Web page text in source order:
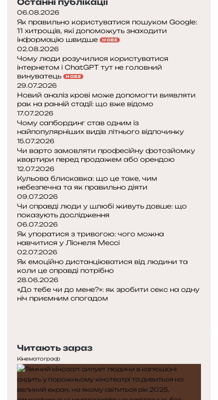
Останні публікації
06.08.2026
Як правильно користуватися пошуком Google:
11 хитрощів, які допоможуть знаходити
інформацію швидше
НОВЕ
02.08.2026
Чому люди розучилися користуватися
інтернетом і ChatGPT тут не головний
винуватець
НОВЕ
29.07.2026
Новий аналіз крові може допомогти виявляти
рак на ранній стадії: що вже відомо
17.07.2026
Чому сапбординг став одним із
найпопулярніших видів літнього відпочинку
15.07.2026
Чи варто замовляти професійну фотозйомку
квартири перед продажем або орендою
12.07.2026
Кульова блискавка: що це таке, чим
небезпечна та як правильно діяти
09.07.2026
Чи справді люди у шлюбі живуть довше: що
показують дослідження
06.07.2026
Як упоратися з тривогою: чого можна
навчитися у Ліонеля Мессі
02.07.2026
Як емоційно дистанціюватися від людини та
коли це справді потрібно
28.06.2026
«До тебе чи до мене?»: як зробити секс на одну
ніч приємним спогадом
Читають зараз
Кінематограф